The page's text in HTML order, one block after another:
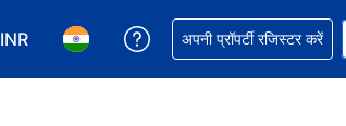
INR
अपनी करेंसी चुनें. आपने अभी INR करेंसी को चुना हुआ है
अपनी भाषा चुनें. आपने अभी हिन्दी भाषा को
अपनी बुकिंग में सहायता पाएं
अपनी प्रॉपर्टी रजिस्टर करें